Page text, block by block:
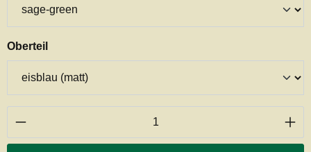
Oberteilauswählen
Produkt Anzahl: Gib den gewünschten